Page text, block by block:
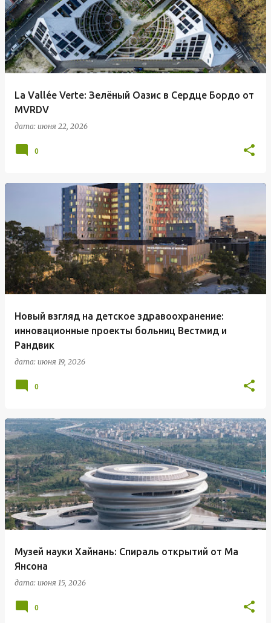
La Vallée Verte: Зелёный Оазис в Сердце Бордо от
MVRDV
дата: июня 22, 2026
0
Новый взгляд на детское здравоохранение:
инновационные проекты больниц Вестмид и
Рандвик
дата: июня 19, 2026
0
Музей науки Хайнань: Спираль открытий от Ма
Янсона
дата: июня 15, 2026
0